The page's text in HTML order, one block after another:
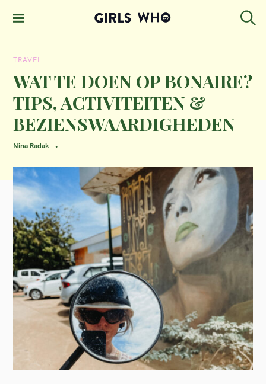
GIRLS WHO
c
h
TRAVEL
WAT TE DOEN OP BONAIRE?
TIPS, ACTIVITEITEN &
BEZIENSWAARDIGHEDEN
Nina Radak